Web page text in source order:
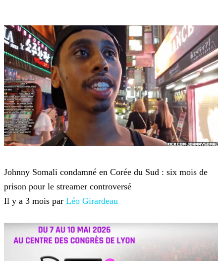
Johnny Somali condamné en Corée du Sud : six mois de
prison pour le streamer controversé
Il y a 3 mois par Léo Girardeau